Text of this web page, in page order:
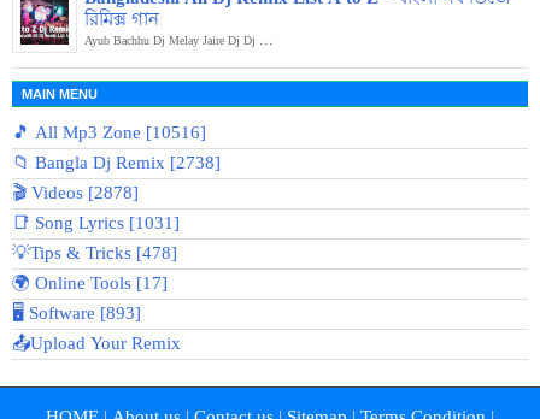
রিমিক্স গান
Ayub Bachhu Dj Melay Jaire Dj Dj ...
MAIN MENU
🎵 All Mp3 Zone [10516]
📁 Bangla Dj Remix [2738]
🎬 Videos [2878]
📑 Song Lyrics [1031]
💡Tips & Tricks [478]
🌍 Online Tools [17]
🖥️ Software [893]
📤Upload Your Remix